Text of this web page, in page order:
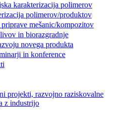
karakterizacija polimerov
polimerov/produktov
mešanic/kompozitov
in biorazgradnje
novega produkta
in konference
projekti, razvojno raziskovalne
z industrijo